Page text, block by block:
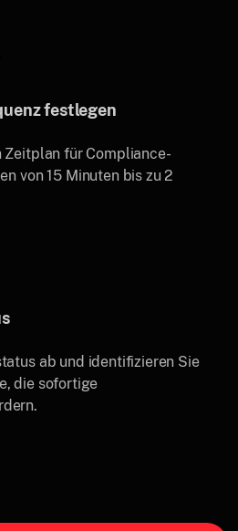
festlegen
Zeitplan für Compliance-
von 15 Minuten bis zu 2
ab und identifizieren Sie
die sofortige